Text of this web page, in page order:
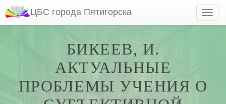
ЦБС города Пятигорска
БИКЕЕВ, И.
АКТУАЛЬНЫЕ
ПРОБЛЕМЫ УЧЕНИЯ О